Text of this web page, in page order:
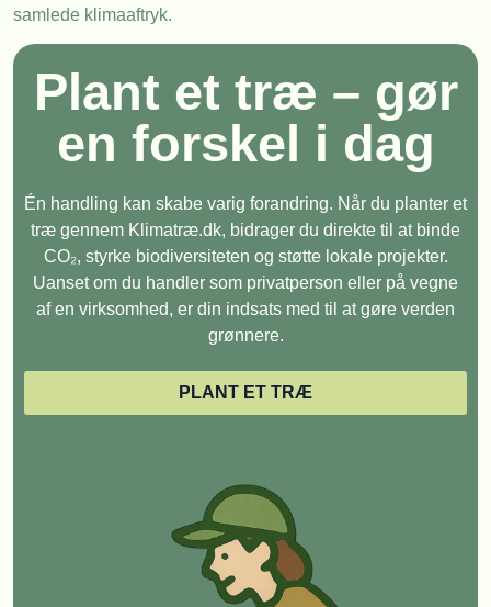
samlede klimaaftryk.
Plant et træ – gør
en forskel i dag
Én handling kan skabe varig forandring. Når du planter et
træ gennem Klimatræ.dk, bidrager du direkte til at binde
CO₂, styrke biodiversiteten og støtte lokale projekter.
Uanset om du handler som privatperson eller på vegne
af en virksomhed, er din indsats med til at gøre verden
grønnere.
PLANT ET TRÆ